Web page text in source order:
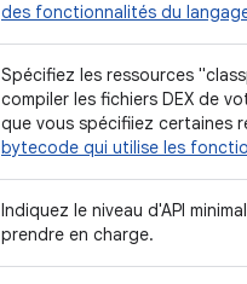
des fonctionnalités du
Spécifiez les ressources
compiler les fichiers DEX de
que vous spécifiiez certaines
bytecode qui utilise les
Indiquez le niveau d'API
prendre en charge.